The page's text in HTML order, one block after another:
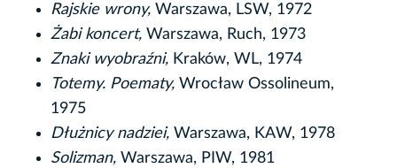
Rajskie wrony, Warszawa, LSW, 1972
Żabi koncert, Warszawa, Ruch, 1973
Znaki wyobraźni, Kraków, WL, 1974
Totemy. Poematy, Wrocław Ossolineum,
1975
Dłużnicy nadziei, Warszawa, KAW, 1978
Solizman, Warszawa, PIW, 1981